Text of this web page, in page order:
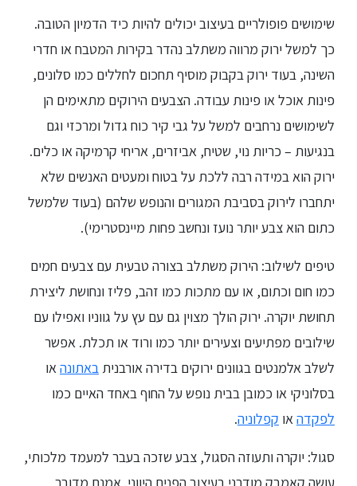
שימושים פופולריים בעיצוב יכולים להיות כיד הדמיון הטובה.
כך למשל ירוק מרווה משתלב נהדר בקירות המטבח או חדרי
השינה, בעוד ירוק בקבוק מוסיף תחכום לחללים כמו סלונים,
פינות אוכל או פינות עבודה. הצבעים הירוקים מתאימים הן
לשימושים נרחבים למשל על גבי קיר כוח גדול ומרכזי וגם
בנגיעות – כריות נוי, שטיח, אביזרים, אריחי קרמיקה או כלים.
ירוק הוא במידה רבה ללכת על בטוח ומעטים האנשים שלא
יתחברו לירוק בסביבת המגורים והנופש שלהם (בעוד שלמשל
כתום הוא צבע יותר נועז ונחשב פחות מיינסטרימי).
טיפים לשילוב: הירוק משתלב בצורה טבעית עם צבעים חמים
כמו חום וכתום, או עם מתכות כמו זהב, פליז ונחושת ליצירת
תחושת יוקרה. ירוק הולך מצוין גם עם עץ על גווניו ואפילו עם
שילובים מפתיעים וצעירים יותר כמו ורוד או תכלת. אפשר
לשלב אלמנטים בגוונים ירוקים בדירה אורבנית באתונהאו
בסלוניקי או כמובן בבית נופש על החוף באחד האיים כמו
לפקדהאו קפלוניה.
סגול: יוקרה ותעוזה הסגול, צבע שזכה בעבר למעמד מלכותי,
עושה קאמבק מודרני בעיצוב הפנים היווני. אמנם מדובר